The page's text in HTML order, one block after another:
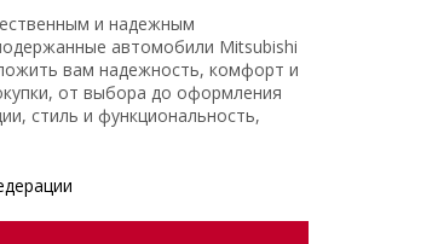
и надежным
автомобили Mitsubishi
вам надежность, комфорт и
от выбора до оформления
стиль и функциональность,